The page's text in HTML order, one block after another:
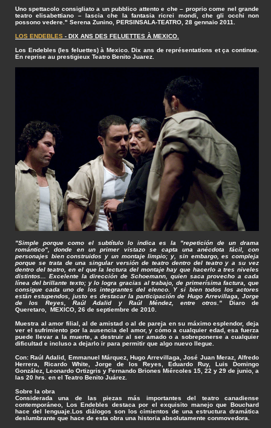
Uno spettacolo consigliato a un pubblico attento e che – proprio come nel grande
teatro elisabettiano – lascia che la fantasia ricrei mondi, che gli occhi non
possono vedere." Serena Zunino, PERSINSALA-TEATRO, 28 gennaio 2011.
LOS ENDEBLES - DIX ANS DES FELUETTES À MEXICO.
Los Endebles (les feluettes) à Mexico. Dix ans de représentations et ça continue.
En reprise au prestigieux Teatro Benito Juarez.
"Simple porque como el subtítulo lo indica es la "repetición de un drama
romántico", donde en un primer vistazo se capta una anécdota fácil, con
personajes bien construidos y un montaje limpio; y, sin embargo, es compleja
porque se trata de una singular versión de teatro dentro del teatro y a su vez
dentro del teatro, en el que la lectura del montaje hay que hacerlo a tres niveles
distintos... Excelente la dirección de Schoemann, quien saca provecho a cada
línea del brillante texto; y lo logra gracias al trabajo, de primerísima factura, que
consigue cada uno de los integrantes del elenco. Y si bien todos los actores
están estupendos, justo es destacar la participación de Hugo Arrevillaga, Jorge
de los Reyes, Raúl Adalid y Raúl Méndez, entre otros." Diaro de
Queretaro, MEXICO, 26 de septiembre de 2010.
Muestra al amor filial, al de amistad o al de pareja en su máximo esplendor, deja
ver el sufrimiento por la ausencia del amor, y cómo a cualquier edad, esa fuerza
puede llevar a la muerte, a destruir al ser amado o a sobreponerse a cualquier
dificultad e incluso a dejarlo ir para permitir que algo nuevo llegue.
Con: Raúl Adalid, Emmanuel Márquez, Hugo Arrevillaga, José Juan Meraz, Alfredo
Herrera, Ricardo White, Jorge de los Reyes, Eduardo Ruy, Luis Domingo
González, Leonardo Ortizgris y Fernando Briones Miércoles 15, 22 y 29 de junio, a
las 20 hrs. en el Teatro Benito Juárez.
Sobre la obra
Considerada una de las piezas más importantes del teatro canadiense
contemporáneo, Los Endebles destaca por el exquisito manejo que Bouchard
hace del lenguaje.Los diálogos son los cimientos de una estructura dramática
deslumbrante que hace de esta obra una historia absolutamente conmovedora.